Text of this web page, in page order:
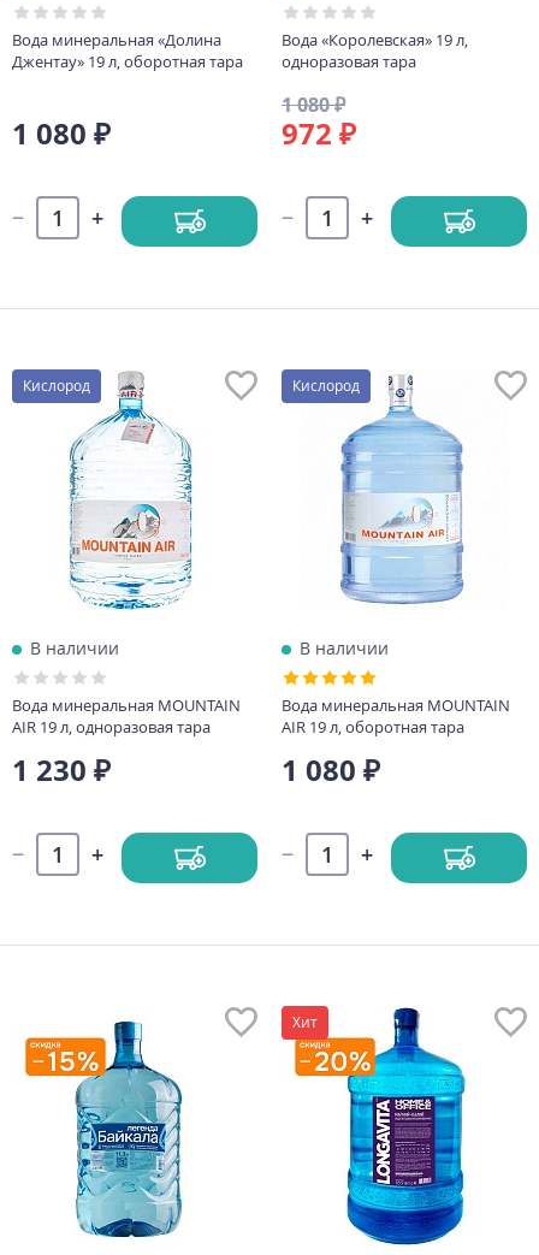
Вода минеральная «Долина
Джентау» 19 л, оборотная тара
1 080 ₽
Вода «Королевская» 19 л,
одноразовая тара
1 080 ₽
972 ₽
Кислород
В наличии
Вода минеральная MOUNTAIN
AIR 19 л, одноразовая тара
1 230 ₽
Кислород
В наличии
Вода минеральная MOUNTAIN
AIR 19 л, оборотная тара
1 080 ₽
Хит